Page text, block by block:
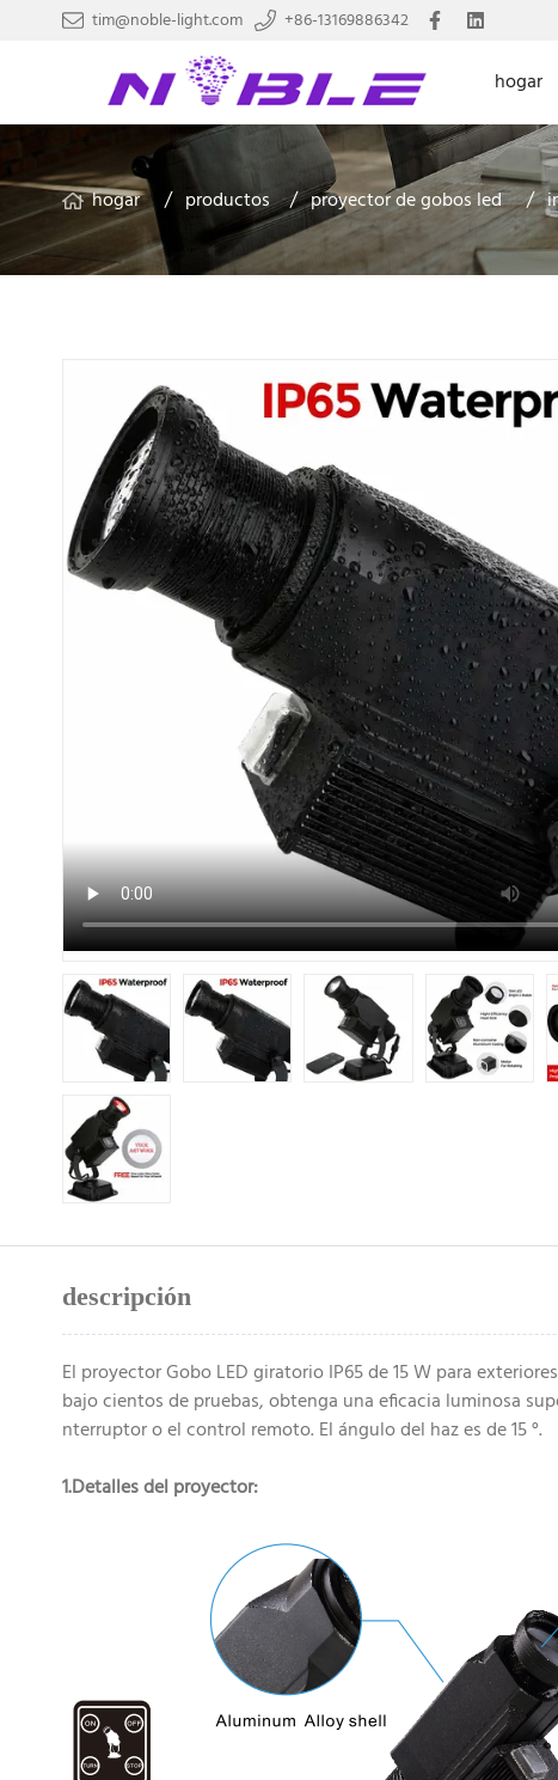
tim@noble-light.com +86-13169886342
hogar
hogar productos proyector de gobos led
descripción
El proyector Gobo LED giratorio IP65 de 15 W para
bajo cientos de pruebas, obtenga una eficacia luminosa
nterruptor o el control remoto. El ángulo del haz es de 15 °.
1.Detalles del proyector: